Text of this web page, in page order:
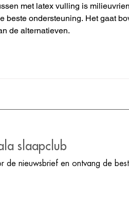
met latex vulling is
beste ondersteuning. Het gaat
de alternatieven.
slaapclub
de nieuwsbrief en ontvang de